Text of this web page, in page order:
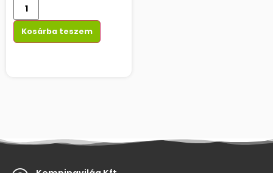
Kosárba teszem